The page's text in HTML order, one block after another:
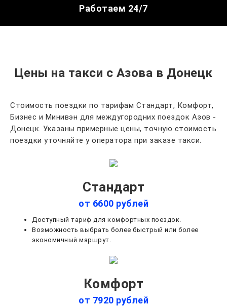
Работаем 24/7
Цены на такси с Азова в Донецк
Стоимость поездки по тарифам Стандарт, Комфорт,
Бизнес и Минивэн для междугородних поездок Азов -
Донецк. Указаны примерные цены, точную стоимость
поездки уточняйте у оператора при заказе такси.
Стандарт
от 6600 рублей
Доступный тариф для комфортных поездок.
Возможность выбрать более быстрый или более
экономичный маршрут.
Комфорт
от 7920 рублей